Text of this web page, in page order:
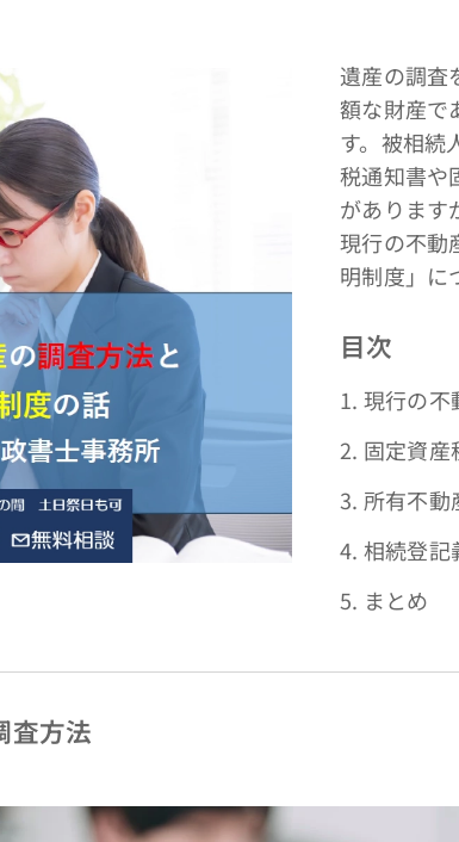
遺産の調査
額な財産で
す。被相続
税通知書や
があります
現行の不動
明制度」に
目次
1. 現行の不
2. 固定資産
3. 所有不動
4. 相続登記
5. まとめ
査方法